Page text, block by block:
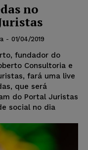
no
- 01/04/2019
fundador do
Consultoria e
fará uma live
que será
do Portal Juristas
social no dia